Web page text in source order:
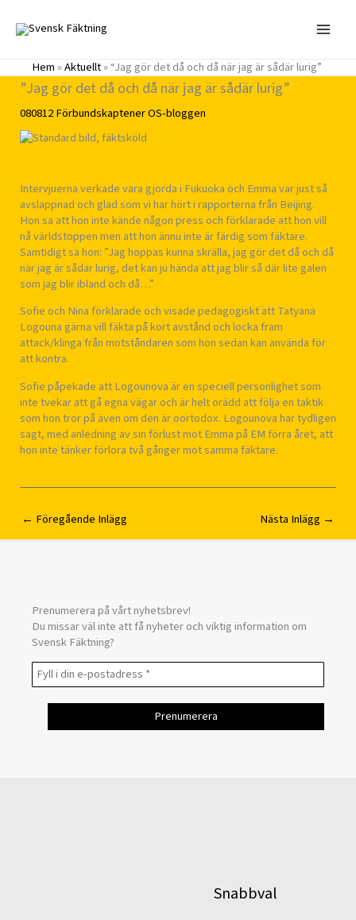
innehåll
Hem»Aktuellt»“Jag gör det då och då när jag är sådär lurig”
”Jag gör det då och då när jag är sådär lurig”
080812FörbundskaptenerOS-bloggen
Intervjuerna verkade vara gjorda i Fukuoka och Emma var just så
avslappnad och glad som vi har hört i rapporterna från Beijing.
Hon sa att hon inte kände någon press och förklarade att hon vill
nå världstoppen men att hon ännu inte är färdig som fäktare.
Samtidigt sa hon: ”Jag hoppas kunna skrälla, jag gör det då och då
när jag är sådär lurig, det kan ju hända att jag blir så där lite galen
som jag blir ibland och då…”
Sofie och Nina förklarade och visade pedagogiskt att Tatyana
Logouna gärna vill fäkta på kort avstånd och locka fram
attack/klinga från motståndaren som hon sedan kan använda för
att kontra.
Sofie påpekade att Logounova är en speciell personlighet som
inte tvekar att gå egna vägar och är helt orädd att följa en taktik
som hon tror på även om den är oortodox. Logounova har tydligen
sagt, med anledning av sin förlust mot Emma på EM förra året, att
hon inte tänker förlora två gånger mot samma fäktare.
← Föregående Inlägg Nästa Inlägg →
Prenumerera på vårt nyhetsbrev!
Du missar väl inte att få nyheter och viktig information om
Svensk Fäktning?
Snabbval